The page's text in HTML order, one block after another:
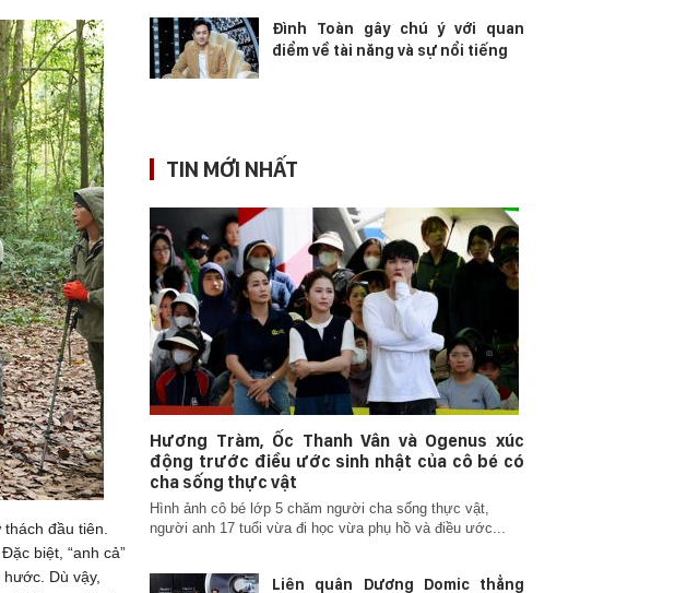
đầu tiên.
biệt, “anh cả”
Dù vậy,
Đình Toàn gây chú ý với quan
điểm về tài năng và sự nổi tiếng
TIN MỚI NHẤT
Hương Tràm, Ốc Thanh Vân và Ogenus xúc
động trước điều ước sinh nhật của cô bé có
cha sống thực vật
Hình ảnh cô bé lớp 5 chăm người cha sống thực vật,
người anh 17 tuổi vừa đi học vừa phụ hồ và điều ước...
Liên quân Dương Domic thẳng